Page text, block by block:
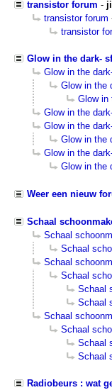
transistor forum -
transistor forum
transistor
Glow in the dark-
Glow in the
Glow in the
Glow in
Glow in the
Glow in the
Glow in the
Glow in the
Glow in the
Weer een nieuw
Schaal
Schaal
Schaal
Schaal
Schaal
Schaal
Schaal
Schaal
Schaal
Schaal
Schaal
Radiobeurs : wat